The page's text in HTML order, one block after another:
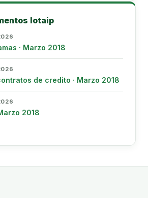
lotaip
· Marzo 2018
de credito · Marzo 2018
2018